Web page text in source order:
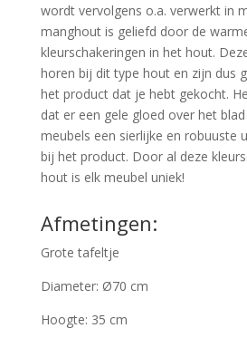
wordt vervolgens o.a. verwerkt in
manghout is geliefd door de
kleurschakeringen in het hout.
horen bij dit type hout en zijn dus
het product dat je hebt gekocht.
dat er een gele gloed over het
meubels een sierlijke en robuuste
bij het product. Door al deze
hout is elk meubel uniek!
Afmetingen:
Grote tafeltje
Diameter: Ø70 cm
Hoogte: 35 cm